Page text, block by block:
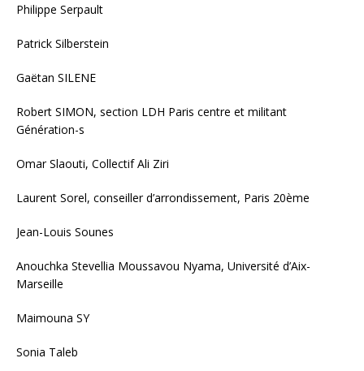
Philippe Serpault
Patrick Silberstein
Gaëtan SILENE
Robert SIMON, section LDH Paris centre et militant
Génération-s
Omar Slaouti, Collectif Ali Ziri
Laurent Sorel, conseiller d’arrondissement, Paris 20ème
Jean-Louis Sounes
Anouchka Stevellia Moussavou Nyama, Université d’Aix-
Marseille
Maimouna SY
Sonia Taleb